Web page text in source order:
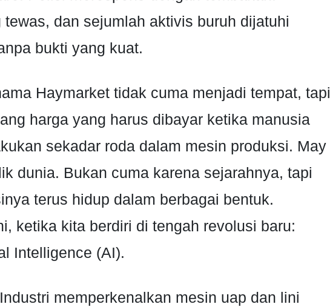
tewas, dan sejumlah aktivis buruh dijatuhi
bukti yang kuat.
Haymarket tidak cuma menjadi tempat, tapi
harga yang harus dibayar ketika manusia
sekadar roda dalam mesin produksi. May
dunia. Bukan cuma karena sejarahnya, tapi
terus hidup dalam berbagai bentuk.
ketika kita berdiri di tengah revolusi baru:
Intelligence (AI).
memperkenalkan mesin uap dan lini